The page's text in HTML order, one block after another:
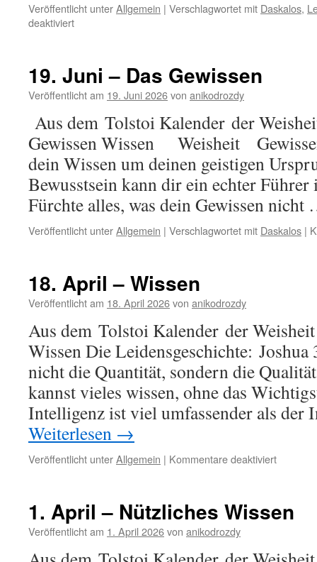
Veröffentlicht unterAllgemein | Verschlagwortet mit Daskalos,
deaktiviertfür
Wissen
19. Juni – Das Gewissen
Veröffentlicht am 19. Juni 2026von anikodrozdy
Aus dem Tolstoi Kalender der
Gewissen Wissen Weisheit
dein Wissen um deinen geistigen
Bewusstsein kann dir ein echter
Fürchte alles, was dein Gewissen
Veröffentlicht unterAllgemein | Verschlagwortet mit Daskalos |
18. April – Wissen
Veröffentlicht am 18. April 2026von anikodrozdy
Aus dem Tolstoi Kalender der
Wissen Die Leidensgeschichte:
nicht die Quantität, sondern die
kannst vieles wissen, ohne das
Intelligenz ist viel umfassender als
Weiterlesen →
Veröffentlicht unterAllgemein | Kommentare deaktiviertfür
Wissen
1. April – Nützliches Wissen
Veröffentlicht am 1. April 2026von anikodrozdy